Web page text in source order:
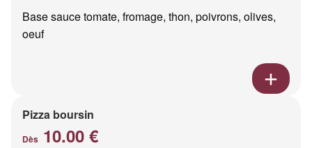
Base sauce tomate, fromage, thon, poivrons, olives,
oeuf
Pizza boursin
Dès 10.00 €